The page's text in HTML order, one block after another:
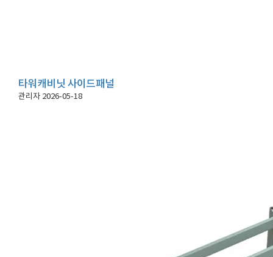
타워캐비닛 사이드패널
관리자 2026-05-18